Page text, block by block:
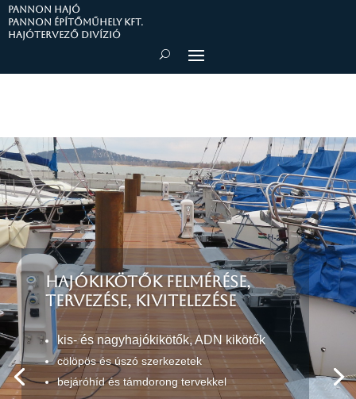
PANNON HAJÓ
Pannon Építőműhely Kft.
Hajótervező divízió
HAJÓKIKÖTŐK FELMÉRÉSE,
TERVEZÉSE, KIVITELEZÉSE
kis- és nagyhajókikötők, ADN kikötők
cölöpös és úszó szerkezetek
bejáróhíd és támdorong tervekkel